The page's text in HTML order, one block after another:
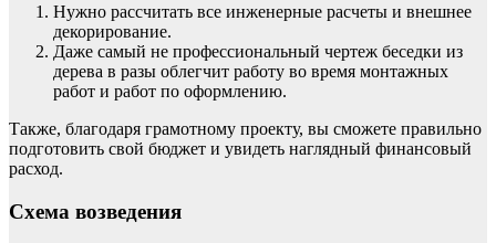
Нужно рассчитать все инженерные расчеты и внешнее
декорирование.
Даже самый не профессиональный чертеж беседки из
дерева в разы облегчит работу во время монтажных
работ и работ по оформлению.
Также, благодаря грамотному проекту, вы сможете правильно
подготовить свой бюджет и увидеть наглядный финансовый
расход.
Схема возведения